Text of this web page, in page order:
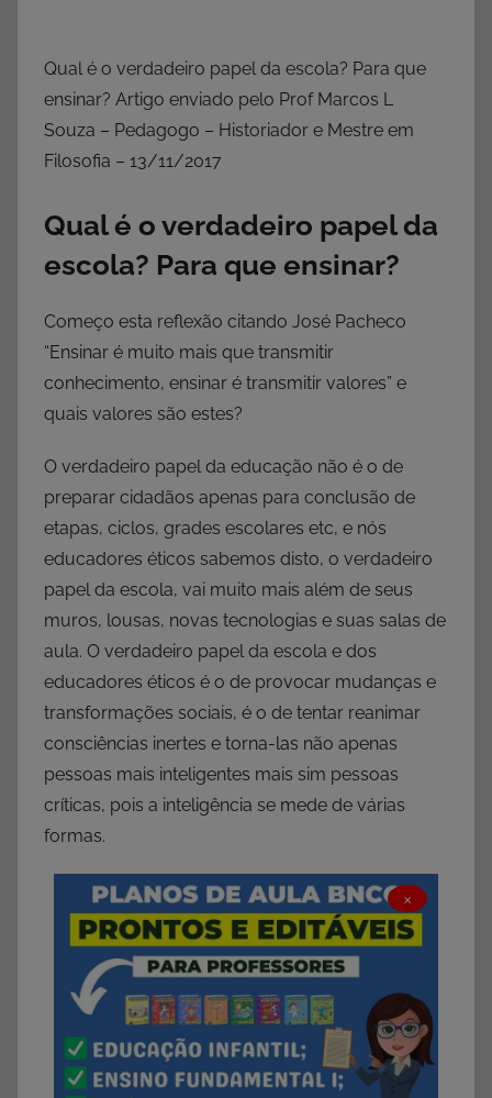
Qual é o verdadeiro papel da escola? Para que
ensinar? Artigo enviado pelo Prof Marcos L
Souza – Pedagogo – Historiador e Mestre em
Filosofia – 13/11/2017
Qual é o verdadeiro papel da
escola? Para que ensinar?
Começo esta reflexão citando José Pacheco
“Ensinar é muito mais que transmitir
conhecimento, ensinar é transmitir valores” e
quais valores são estes?
O verdadeiro papel da educação não é o de
preparar cidadãos apenas para conclusão de
etapas, ciclos, grades escolares etc, e nós
educadores éticos sabemos disto, o verdadeiro
papel da escola, vai muito mais além de seus
muros, lousas, novas tecnologias e suas salas de
aula. O verdadeiro papel da escola e dos
educadores éticos é o de provocar mudanças e
transformações sociais, é o de tentar reanimar
consciências inertes e torna-las não apenas
pessoas mais inteligentes mais sim pessoas
críticas, pois a inteligência se mede de várias
formas.
×